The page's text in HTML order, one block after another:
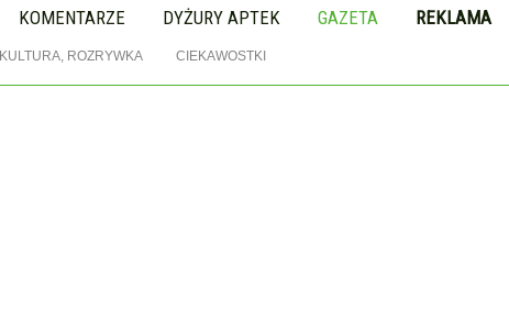
KOMENTARZE DYŻURY APTEK GAZETA REKLAMA
KULTURA, ROZRYWKA CIEKAWOSTKI